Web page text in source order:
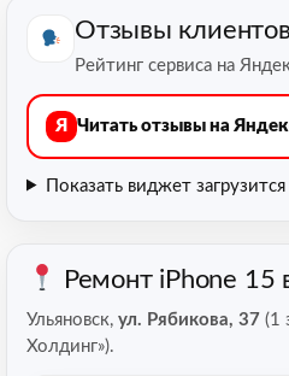
Отзывы клиентов
Рейтинг сервиса на
Я Читать отзывы на
Показать виджет
Ремонт iPhone 15
Ульяновск, ул. Рябикова, 37 (1
Холдинг»).